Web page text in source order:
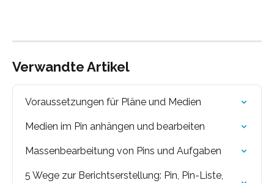
Verwandte Artikel
Voraussetzungen für Pläne und Medien
Medien im Pin anhängen und bearbeiten
Massenbearbeitung von Pins und Aufgaben
5 Wege zur Berichtserstellung: Pin, Pin-Liste,